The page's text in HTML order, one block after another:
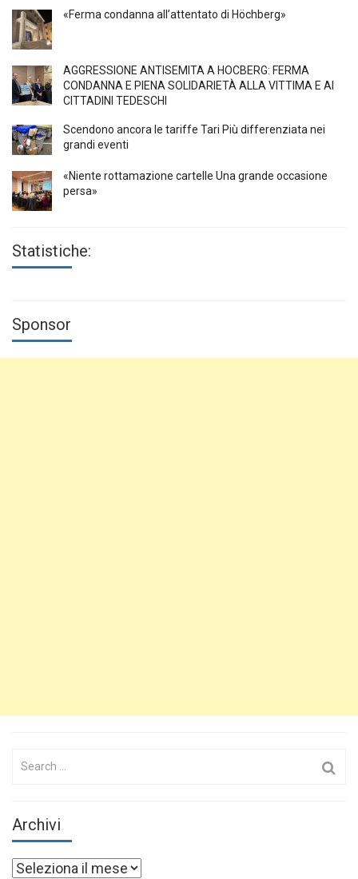
«Ferma condanna all’attentato di Höchberg»
AGGRESSIONE ANTISEMITA A HÖCBERG: FERMA
CONDANNA E PIENA SOLIDARIETÀ ALLA VITTIMA E AI
CITTADINI TEDESCHI
Scendono ancora le tariffe Tari Più differenziata nei
grandi eventi
«Niente rottamazione cartelle Una grande occasione
persa»
Statistiche:
Sponsor
Search
Archivi
Archivi